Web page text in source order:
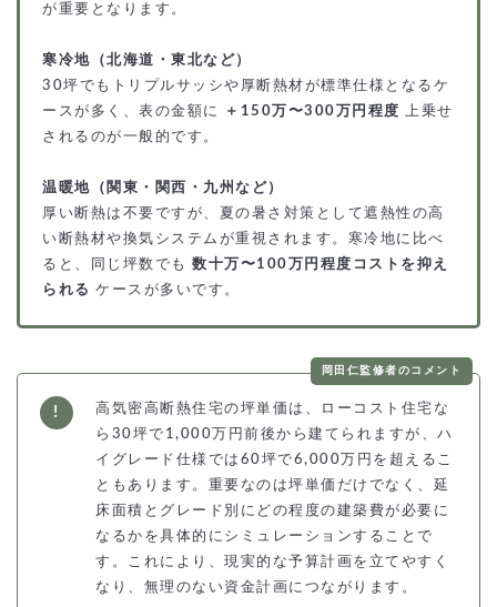
が重要となります。
寒冷地（北海道・東北など）
30坪でもトリプルサッシや厚断熱材が標準仕様となるケ
ースが多く、表の金額に
＋150万〜300万円程度 上乗せ
されるのが一般的です。
温暖地（関東・関西・九州など）
厚い断熱は不要ですが、夏の暑さ対策として遮熱性の高
い断熱材や換気システムが重視されます。寒冷地に比べ
ると、同じ坪数でも 数十万〜100万円程度コストを抑え
られる ケースが多いです。
岡田仁監修者のコメント
高気密高断熱住宅の坪単価は、ローコスト住宅な
ら30坪で1,000万円前後から建てられますが、ハ
イグレード仕様では60坪で6,000万円を超えるこ
ともあります。重要なのは坪単価だけでなく、延
床面積とグレード別にどの程度の建築費が必要に
なるかを具体的にシミュレーションすることで
す。これにより、現実的な予算計画を立てやすく
なり、無理のない資金計画につながります。